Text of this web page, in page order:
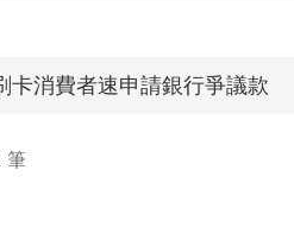
卡消費者速申請銀行爭議款